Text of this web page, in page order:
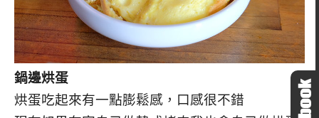
鍋邊烘蛋
烘蛋吃起來有一點膨鬆感，口感很不錯